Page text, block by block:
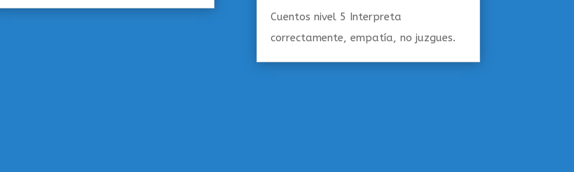
Cuentos nivel 5 Interpreta
correctamente, empatía, no juzgues.